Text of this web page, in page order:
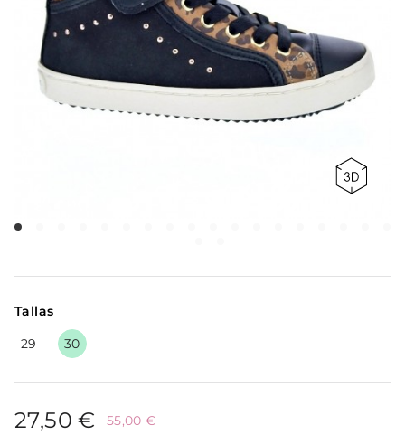
Tallas
29
30
27,50 € 55,00 €